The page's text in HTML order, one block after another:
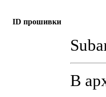
ID прошивки
В